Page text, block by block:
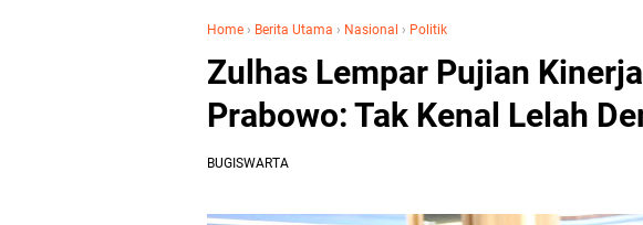
Home › Berita Utama › Nasional › Politik
Zulhas Lempar Pujian
Prabowo: Tak Kenal Lelah
BUGISWARTA